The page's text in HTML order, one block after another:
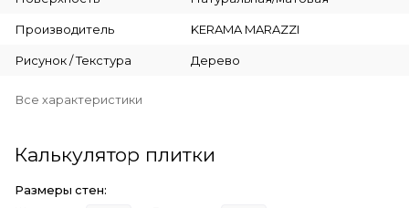
Производитель KERAMA MARAZZI
Рисунок / Текстура Дерево
Все характеристики
Калькулятор плитки
Размеры стен: